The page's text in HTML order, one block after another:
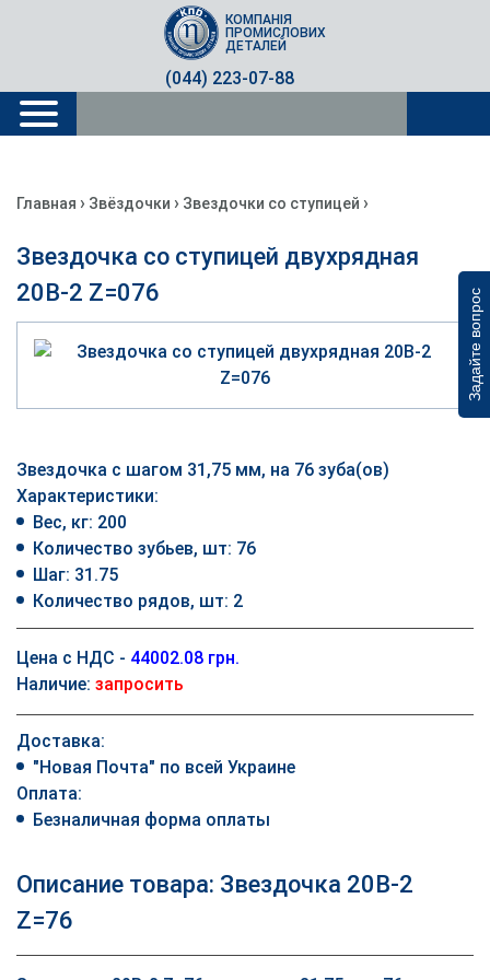
Задайте вопрос
(044) 223-07-88
КОМПАНІЯ
ПРОМИСЛОВИХ
ДЕТАЛЕЙ
Главная › Звёздочки › Звездочки со ступицей ›
Звездочка со ступицей двухрядная
20B-2 Z=076
Звездочка с шагом 31,75 мм, на 76 зуба(ов)
Характеристики:
Вес, кг: 200
Количество зубьев, шт: 76
Шаг: 31.75
Количество рядов, шт: 2
Цена с НДС - 44002.08 грн.
Наличие: запросить
Доставка:
"Новая Почта" по всей Украине
Оплата:
Безналичная форма оплаты
Описание товара: Звездочка 20B-2
Z=76